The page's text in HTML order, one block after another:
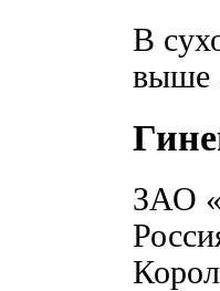
В
выше
ЗАО